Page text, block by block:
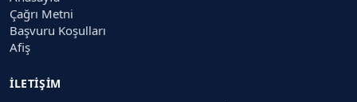
Çağrı Metni
Başvuru Koşulları
Afiş
İLETIŞIM